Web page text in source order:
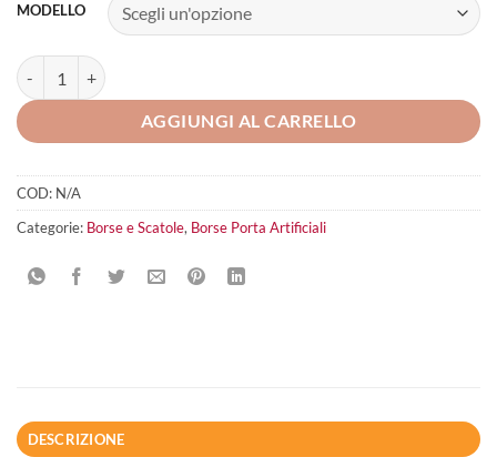
MODELLO
RAGOT Box Container quantità
AGGIUNGI AL CARRELLO
COD: N/A
Categorie: Borse e Scatole, Borse Porta Artificiali
DESCRIZIONE